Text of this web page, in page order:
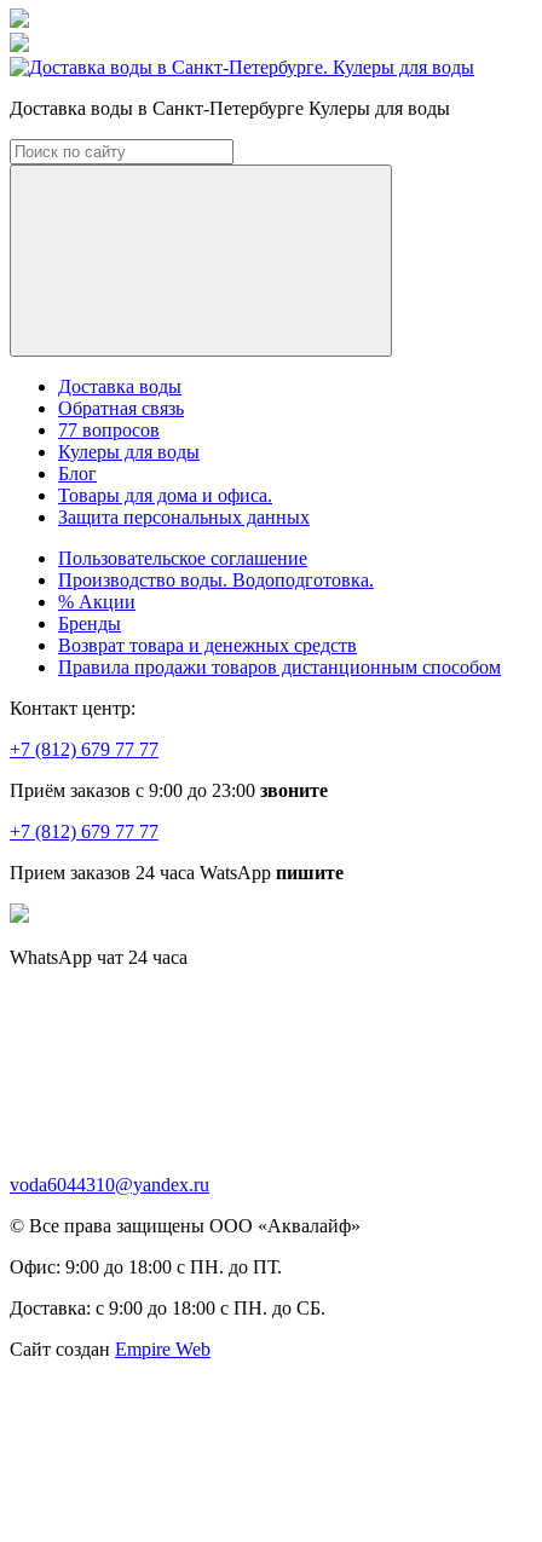
Доставка воды в Санкт-Петербурге Кулеры для воды
Доставка воды
Обратная связь
77 вопросов
Кулеры для воды
Блог
Товары для дома и офиса.
Защита персональных данных
Пользовательское соглашение
Производство воды. Водоподготовка.
% Акции
Бренды
Возврат товара и денежных средств
Правила продажи товаров дистанционным способом
Контакт центр:
+7 (812) 679 77 77
Приём заказов с 9:00 до 23:00 звоните
+7 (812) 679 77 77
Прием заказов 24 часа WatsApp пишите
WhatsApp чат 24 часа
voda6044310@yandex.ru
© Все права защищены ООО «Аквалайф»
Офис: 9:00 до 18:00 с ПН. до ПТ.
Доставка: с 9:00 до 18:00 с ПН. до СБ.
Сайт создан Empire Web